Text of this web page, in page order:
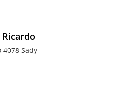
Ricardo
4078 Sady